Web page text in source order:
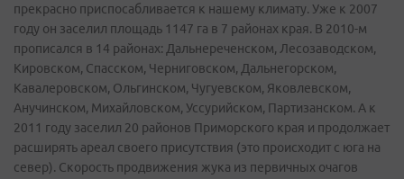
прекрасно приспосабливается к нашему климату. Уже к 2007
году он заселил площадь 1147 га в 7 районах края. В 2010-м
прописался в 14 районах: Дальнереченском, Лесозаводском,
Кировском, Спасском, Черниговском, Дальнегорском,
Кавалеровском, Ольгинском, Чугуевском, Яковлевском,
Анучинском, Михайловском, Уссурийском, Партизанском. А к
2011 году заселил 20 районов Приморского края и продолжает
расширять ареал своего присутствия (это происходит с юга на
север). Скорость продвижения жука из первичных очагов